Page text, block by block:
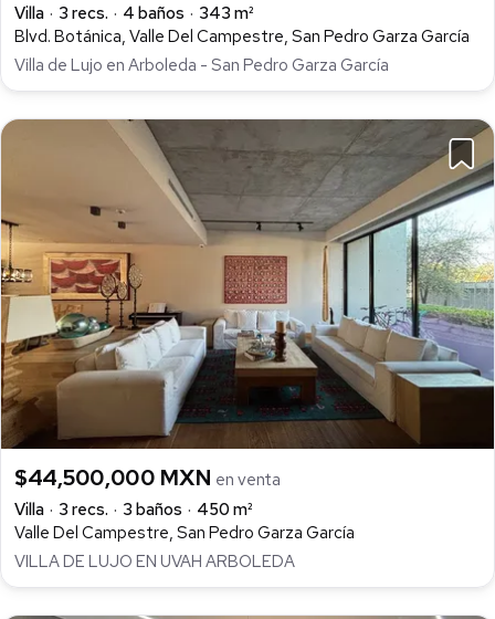
Villa
3 recs. 4 baños
343 m²
Blvd. Botánica, Valle Del Campestre, San Pedro Garza García
Villa de Lujo en Arboleda - San Pedro Garza García
$44,500,000 MXN en venta
Villa
3 recs. 3 baños
450 m²
Valle Del Campestre, San Pedro Garza García
VILLA DE LUJO EN UVAH ARBOLEDA